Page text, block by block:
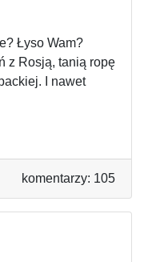
Łyso Wam?
z Rosją, tanią ropę
I nawet
komentarzy: 105